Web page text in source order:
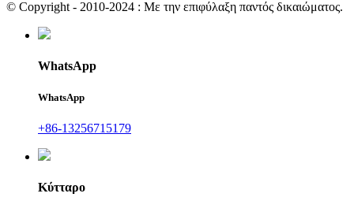
© Copyright - 2010-2024 : Με την επιφύλαξη παντός δικαιώματος.
WhatsApp
WhatsApp
+86-13256715179
Κύτταρο